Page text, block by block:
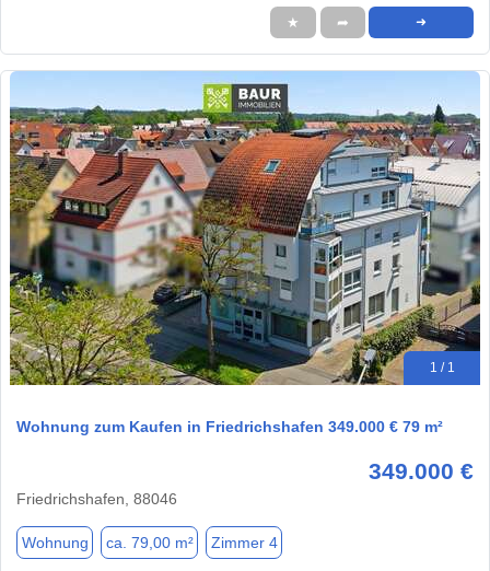
★ ➦ ➜
1 / 1
Wohnung zum Kaufen in Friedrichshafen 349.000 € 79 m²
349.000 €
Friedrichshafen, 88046
Wohnung ca. 79,00 m² Zimmer 4